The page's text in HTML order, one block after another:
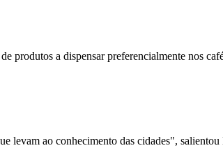
a dispensar preferencialmente nos
levam ao conhecimento das cidades",